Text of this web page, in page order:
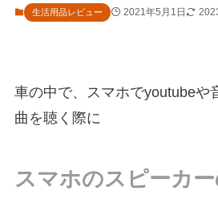
生活用品レビュー 2021年5月1日
車の中で、スマホでyoutubeや
曲を聴く際に
スマホのスピーカ